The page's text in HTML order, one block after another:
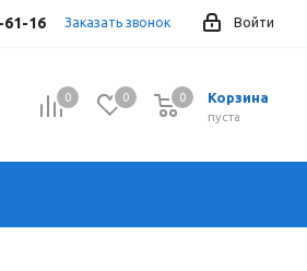
Войти
61-16 Заказать звонок
0 0 Корзина
0
пуста
0